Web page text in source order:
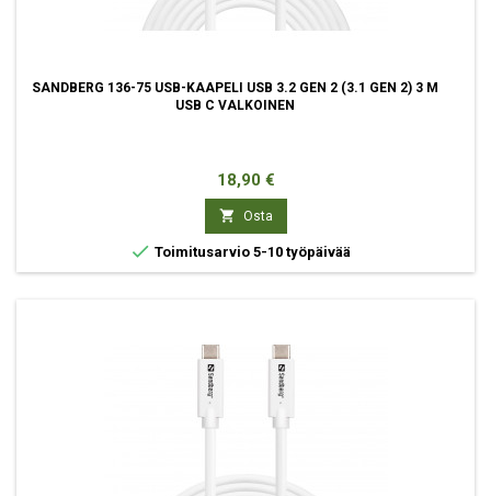
SANDBERG 136-75 USB-KAAPELI USB 3.2 GEN 2 (3.1 GEN 2) 3 M
USB C VALKOINEN
Hinta
18,90 €
 Osta
 Toimitusarvio 5-10 työpäivää